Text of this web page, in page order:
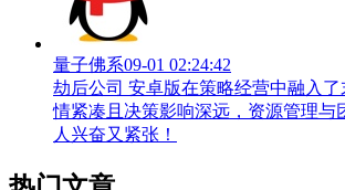
量子佛系09-01 02:24:42
劫后公司 安卓版在策略经营中融入了
情紧凑且决策影响深远，资源管理与
人兴奋又紧张！